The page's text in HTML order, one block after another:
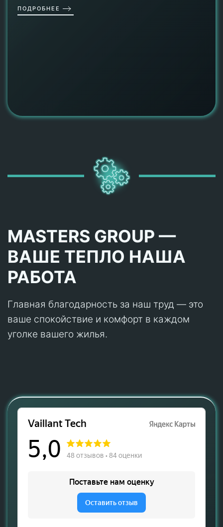
ПОДРОБНЕЕ
MASTERS GROUP —
ВАШЕ ТЕПЛО НАША
РАБОТА
Главная благодарность за наш труд — это
ваше спокойствие и комфорт в каждом
уголке вашего жилья.